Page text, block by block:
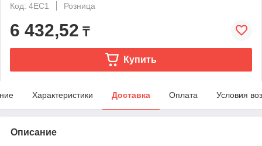
Код: 4EC1
Розница
6 432,52 ₸
Купить
Характеристики Доставка Оплата Условия
Описание